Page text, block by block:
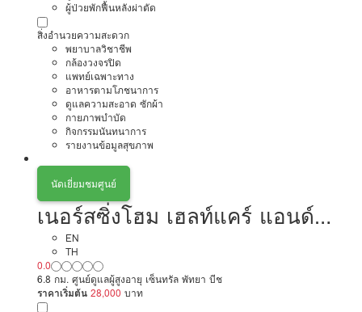
ผู้ป่วยพักฟื้นหลังผ่าตัด
สิ่งอำนวยความสะดวก
พยาบาลวิชาชีพ
กล้องวงจรปิด
แพทย์เฉพาะทาง
อาหารตามโภชนาการ
ดูแลความสะอาด ซักผ้า
กายภาพบำบัด
กิจกรรมนันทนาการ
รายงานข้อมูลสุขภาพ
นัดเยี่ยมชมศูนย์
เนอร์สซิ่งโฮม เฮลท์แคร์ แอนด์
เซอร์วิส
EN
TH
0.0
6.8 กม. ศูนย์ดูแลผู้สูงอายุ เซ็นทรัล พัทยา บีช
ราคาเริ่มต้น 28,000 บาท